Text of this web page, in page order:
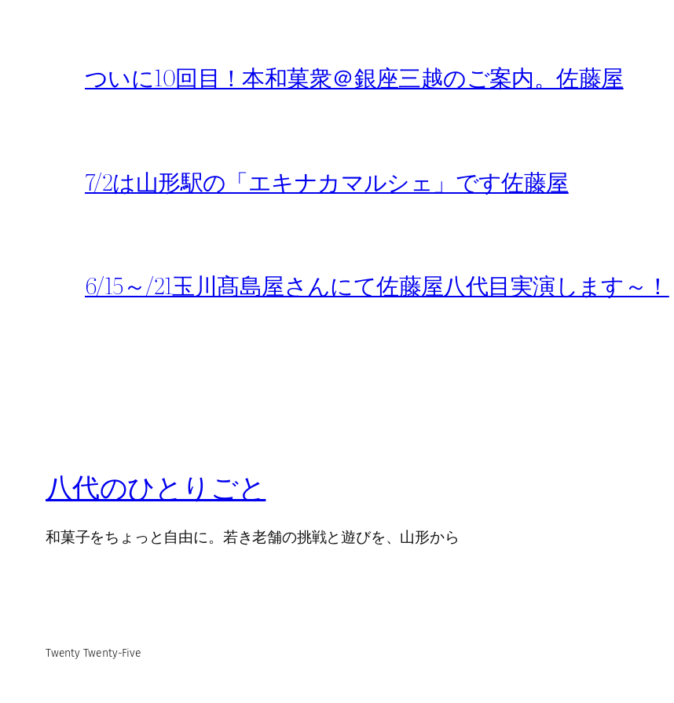
ついに10回目！本和菓衆＠銀座三越のご案内。佐藤屋
7/2は山形駅の「エキナカマルシェ」です佐藤屋
6/15～/21玉川髙島屋さんにて佐藤屋八代目実演します～！
八代のひとりごと
和菓子をちょっと自由に。若き老舗の挑戦と遊びを、山形から
Twenty Twenty-Five